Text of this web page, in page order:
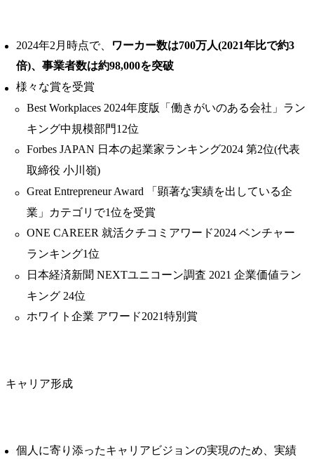
2024年2月時点で、
ワーカー数は700万人(2021年比で約3
倍)、事業者数は約98,000を突破
様々な賞を受賞
Best Workplaces 2024年度版「働きがいのある会社」ラン
キング中規模部門12位
Forbes JAPAN 日本の起業家ランキング2024 第2位(代表
取締役 小川嶺)
Great Entrepreneur Award 「顕著な実績を出している企
業」カテゴリで1位を受賞
ONE CAREER 就活クチコミアワード2024 ベンチャー
ランキング1位
日本経済新聞 NEXTユニコーン調査 2021 企業価値ラン
キング 24位
ホワイト企業 アワード2021特別賞
キャリア形成
個人に寄り添ったキャリアビジョンの実現のため、実績